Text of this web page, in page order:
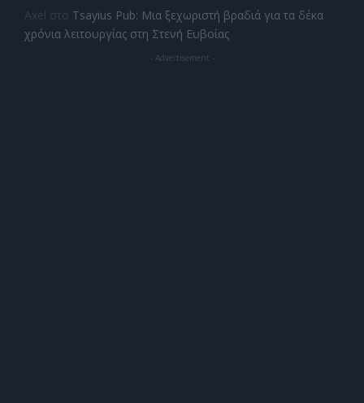
Axel στο Tsayius Pub: Μια ξεχωριστή βραδιά για τα δέκα
χρόνια λειτουργίας στη Στενή Ευβοίας
- Advertisement -